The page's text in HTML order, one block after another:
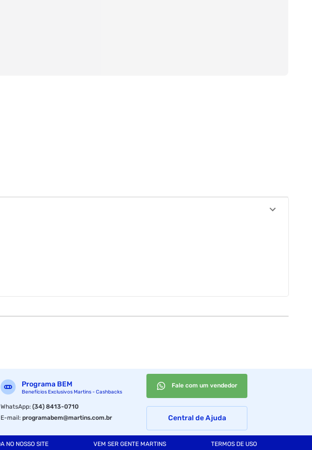
Programa BEM
Benefícios Exclusivos Martins - Cashbacks
WhatsApp:(34) 8413-0710
E-mail:programabem@martins.com.br
Fale com um vendedor
Central de Ajuda
NO NOSSO SITE VEM SER GENTE MARTINS TERMOS DE USO